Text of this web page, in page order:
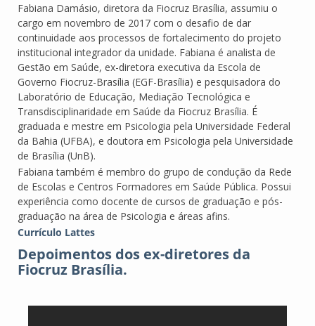
Fabiana Damásio, diretora da Fiocruz Brasília, assumiu o
cargo em novembro de 2017 com o desafio de dar
continuidade aos processos de fortalecimento do projeto
institucional integrador da unidade. Fabiana é analista de
Gestão em Saúde, ex-diretora executiva da Escola de
Governo Fiocruz-Brasília (EGF-Brasília) e pesquisadora do
Laboratório de Educação, Mediação Tecnológica e
Transdisciplinaridade em Saúde da Fiocruz Brasília. É
graduada e mestre em Psicologia pela Universidade Federal
da Bahia (UFBA), e doutora em Psicologia pela Universidade
de Brasília (UnB).
Fabiana também é membro do grupo de condução da Rede
de Escolas e Centros Formadores em Saúde Pública. Possui
experiência como docente de cursos de graduação e pós-
graduação na área de Psicologia e áreas afins.
Currículo Lattes
Depoimentos dos ex-diretores da
Fiocruz Brasília.